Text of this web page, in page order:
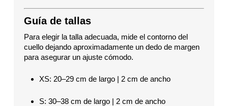
Guía de tallas
Para elegir la talla adecuada, mide el contorno del
cuello dejando aproximadamente un dedo de margen
para asegurar un ajuste cómodo.
XS: 20–29 cm de largo | 2 cm de ancho
S: 30–38 cm de largo | 2 cm de ancho